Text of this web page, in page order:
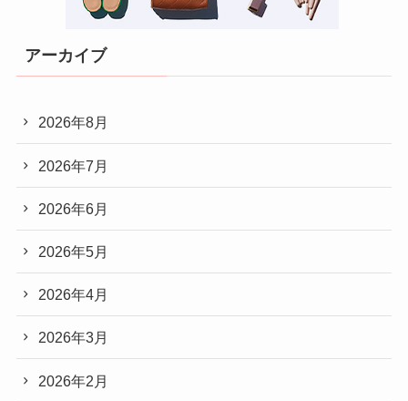
アーカイブ
2026年8月
2026年7月
2026年6月
2026年5月
2026年4月
2026年3月
2026年2月